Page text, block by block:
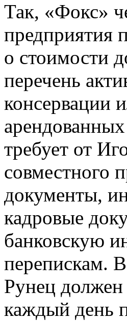
Так, «Фокс»
предприятия
о стоимости
перечень
консервации
требует от
совместного
документы,
кадровые
банковскую
перепискам.
Рунец должен
каждый день